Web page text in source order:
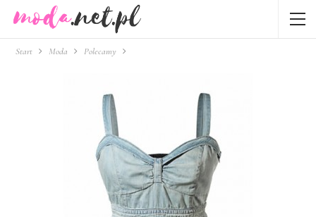
Start Moda Polecamy